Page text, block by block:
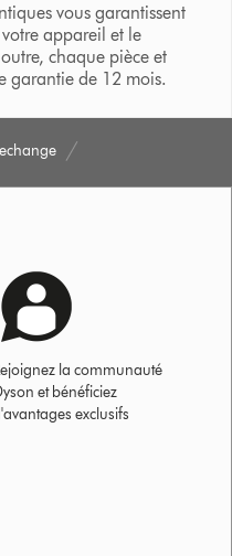
vous garantissent
appareil et le
chaque pièce et
garantie de 12 mois.
la communauté
et bénéficiez
exclusifs